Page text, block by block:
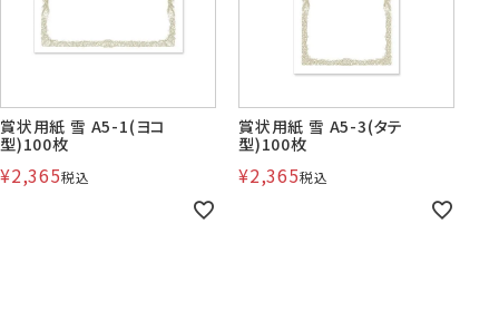
辞令用紙
紙製クリア
ファイル印刷
喪中はがき
年賀はがき・
デザイン集
長2封筒
B5縦2つ折
長6封筒
A4横3つ折
110×220
洋2タテ封筒
A4横・縦4つ折
洋4タテ封筒
A4横3つ折
紙製クリアファイル印刷サービス
賞状用紙 雪 A5-1(ヨコ
型)100枚
¥2,365税込
賞状用紙 雪 A5-3(タテ
型)100枚
¥2,365税込